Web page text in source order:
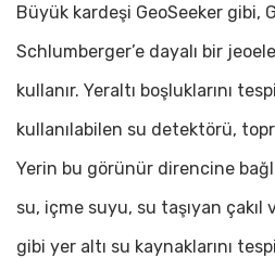
Büyük kardeşi GeoSeeker gibi,
Schlumberger’e dayalı bir
kullanır. Yeraltı boşluklarını
kullanılabilen su detektörü,
Yerin bu görünür direncine
su, içme suyu, su taşıyan çakıl
gibi yer altı su kaynaklarını